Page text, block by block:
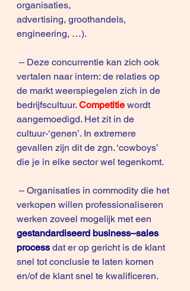
organisaties,
advertising, groothandels,
engineering, …).
vertalen naar intern: de relaties op
de markt weerspiegelen zich in de
bedrijfscultuur. Competitie wordt
aangemoedigd. Het zit in de
cultuur-‘genen’. In extremere
gevallen zijn dit de zgn. ‘cowboys’
die je in elke sector wel tegenkomt.
verkopen willen professionaliseren
werken zoveel mogelijk met een
gestandardiseerd business–sales
process dat er op gericht is de klant
snel tot conclusie te laten komen
en/of de klant snel te kwalificeren.